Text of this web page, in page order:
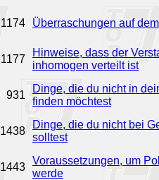
1174 Überraschungen auf
1177
Hinweise, dass der
inhomogen verteilt ist
931
Dinge, die du nicht in
finden möchtest
1438
Dinge, die du nicht bei
solltest
1443
Voraussetzungen, um
werde